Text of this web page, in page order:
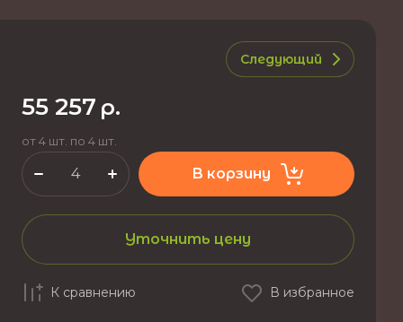
Следующий
55 257 р.
от 4 шт. по 4 шт.
В корзину
Уточнить цену
К сравнению В избранное